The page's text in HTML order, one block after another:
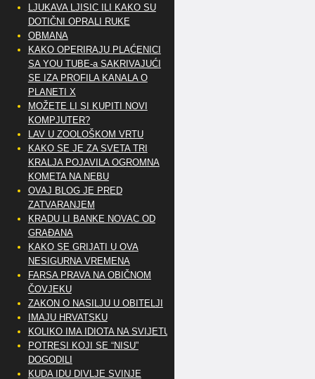
LJUKAVA LJISIC ILI KAKO SU
DOTIČNI OPRALI RUKE
OBMANA
KAKO OPERIRAJU PLAĆENICI
SA YOU TUBE-a SAKRIVAJUĆI
SE IZA PROFILA KANALA O
PLANETI X
MOŽETE LI SI KUPITI NOVI
KOMPJUTER?
LAV U ZOOLOŠKOM VRTU
KAKO SE JE ZA SVETA TRI
KRALJA POJAVILA OGROMNA
KOMETA NA NEBU
OVAJ BLOG JE PRED
ZATVARANJEM
KRADU LI BANKE NOVAC OD
GRAĐANA
KAKO SE GRIJATI U OVA
NESIGURNA VREMENA
FARSA PRAVA NA OBIČNOM
ČOVJEKU
ZAKON O NASILJU U OBITELJI
IMAJU HRVATSKU
KOLIKO IMA IDIOTA NA SVIJETU?
POTRESI KOJI SE “NISU”
DOGODILI
KUDA IDU DIVLJE SVINJE